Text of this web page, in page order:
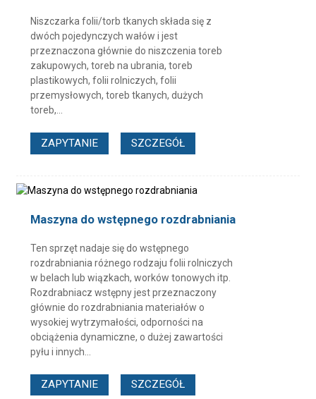
Niszczarka folii/torb tkanych składa się z
dwóch pojedynczych wałów i jest
przeznaczona głównie do niszczenia toreb
zakupowych, toreb na ubrania, toreb
plastikowych, folii rolniczych, folii
przemysłowych, toreb tkanych, dużych
toreb,...
ZAPYTANIE SZCZEGÓŁ
Maszyna do wstępnego rozdrabniania
Ten sprzęt nadaje się do wstępnego
rozdrabniania różnego rodzaju folii rolniczych
w belach lub wiązkach, worków tonowych itp.
Rozdrabniacz wstępny jest przeznaczony
głównie do rozdrabniania materiałów o
wysokiej wytrzymałości, odporności na
obciążenia dynamiczne, o dużej zawartości
pyłu i innych...
ZAPYTANIE SZCZEGÓŁ